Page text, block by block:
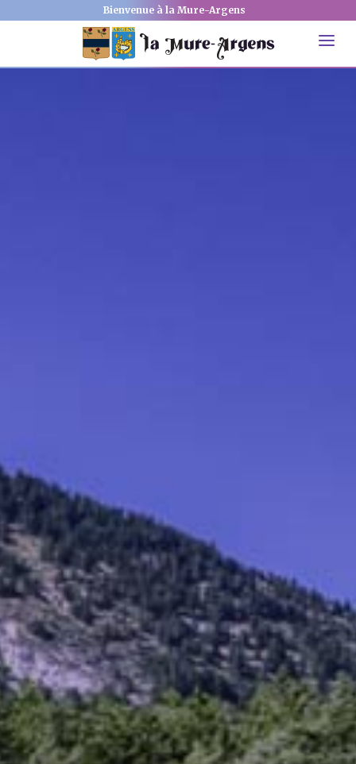
Bienvenue à la Mure-Argens